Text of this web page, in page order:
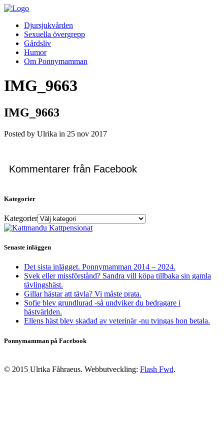
Djursjukvården
Sexuella övergrepp
Gårdsliv
Humor
Om Ponnymamman
IMG_9663
IMG_9663
Posted by Ulrika in 25 nov 2017
Kommentarer från Facebook
Kategorier
Kategorier
Senaste inläggen
Det sista inlägget. Ponnymamman 2014 – 2024.
Svek eller missförstånd? Sandra vill köpa tillbaka sin gamla
tävlingshäst.
Gillar hästar att tävla? Vi måste prata.
Sofie blev grundlurad -så undviker du bedragare i
hästvärlden.
Ellens häst blev skadad av veterinär -nu tvingas hon betala.
Ponnymamman på Facebook
© 2015 Ulrika Fåhraeus. Webbutveckling: Flash Fwd.